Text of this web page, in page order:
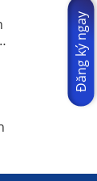
Đăng ký ngay